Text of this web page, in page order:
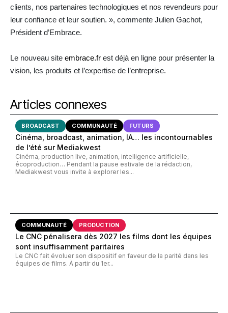
clients, nos partenaires technologiques et nos revendeurs pour
leur confiance et leur soutien. », commente Julien Gachot,
Président d’Embrace.
Le nouveau site embrace.fr est déjà en ligne pour présenter la
vision, les produits et l’expertise de l’entreprise.
Articles connexes
BROADCAST COMMUNAUTÉ FUTURS
Cinéma, broadcast, animation, IA… les incontournables
de l’été sur Mediakwest
Cinéma, production live, animation, intelligence artificielle,
écoproduction… Pendant la pause estivale de la rédaction,
Mediakwest vous invite à explorer les...
COMMUNAUTÉ PRODUCTION
Le CNC pénalisera dès 2027 les films dont les équipes
sont insuffisamment paritaires
Le CNC fait évoluer son dispositif en faveur de la parité dans les
équipes de films. À partir du 1er...